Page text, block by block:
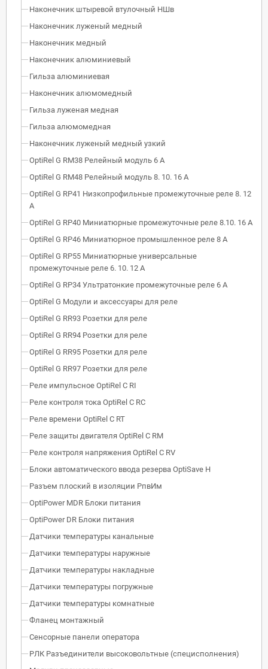
Наконечник штыревой втулочный НШв
Наконечник луженый медный
Наконечник медный
Наконечник алюминиевый
Гильза алюминиевая
Наконечник алюмомедный
Гильза луженая медная
Гильза алюмомедная
Наконечник луженый медный узкий
OptiRel G RM38 Релейный модуль 6 А
OptiRel G RM48 Релейный модуль 8. 10. 16 А
OptiRel G RP41 Низкопрофильные промежуточные реле 8. 12
А
OptiRel G RP40 Миниатюрные промежуточные реле 8.10. 16 А
OptiRel G RP46 Миниатюрное промышленное реле 8 А
OptiRel G RP55 Миниатюрные универсальные
промежуточные реле 6. 10. 12 А
OptiRel G RP34 Ультратонкие промежуточные реле 6 А
OptiRel G Модули и аксессуары для реле
OptiRel G RR93 Розетки для реле
OptiRel G RR94 Розетки для реле
OptiRel G RR95 Розетки для реле
OptiRel G RR97 Розетки для реле
Реле импульсное OptiRel C RI
Реле контроля тока OptiRel С RС
Реле времени OptiRel С RT
Реле защиты двигателя OptiRel С RM
Реле контроля напряжения OptiRel C RV
Блоки автоматического ввода резерва OptiSave H
Разъем плоский в изоляции РпвИм
OptiPower MDR Блоки питания
OptiPower DR Блоки питания
Датчики температуры канальные
Датчики температуры наружные
Датчики температуры накладные
Датчики температуры погружные
Датчики температуры комнатные
Фланец монтажный
Сенсорные панели оператора
РЛК Разъединители высоковольтные (специсполнения)